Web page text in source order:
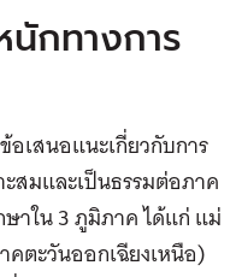
นักทางการ
เสนอแนะเกี่ยวกับการ
สมและเป็นธรรมต่อภาค
าใน 3 ภูมิภาค ได้แก่ แม่
ตะวันออกเฉียงเหนือ)